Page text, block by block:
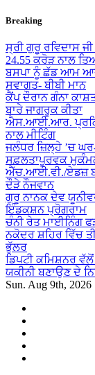
Skip
content
Breaking
ਸ੍ਰੀ ਗੁਰੂ ਰਵਿਦਾਸ
24.55 ਕਰੋੜ ਨਾਲ
ਬਸਪਾ ਨੂੰ ਛੱਡ ਆਮ
ਸਵਾਗਤ- ਬੀਬੀ ਮਾਨ
ਕੈਂਪ ਦੌਰਾਨ ਗੰਨਾ
ਬਾਰੇ ਜਾਗਰੂਕ ਕੀਤਾ
ਐਸ.ਆਈ.ਆਰ.
ਨਾਲ ਮੀਟਿੰਗ
ਜਲੰਧਰ ਜ਼ਿਲ੍ਹੇ ’ਚ
ਸਫ਼ਲਤਾਪੂਰਵਕ
ਐੱਚ.ਆਈ.ਵੀ./ਏਡਜ਼
ਦੌੜੇ ਨੌਜਵਾਨ
ਗੁਰੂ ਨਾਨਕ ਦੇਵ
ਇੰਡਕਸ਼ਨ ਪ੍ਰੋਗਰਾਮ
ਚੰਨੀ ਰੇਤ ਮਾਈਨਿੰਗ
ਨਕੋਦਰ ਸ਼ਹਿਰ ਵਿੱਚ
ਭੁੱਲਰ
ਡਿਪਟੀ ਕਮਿਸ਼ਨਰ ਵੱਲੋਂ
ਯਕੀਨੀ ਬਣਾਉਣ ਦੇ
Sun. Aug 9th, 2026